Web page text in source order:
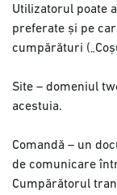
Utilizatorul poate
preferate și pe
cumpărături
Site – domeniul
acestuia.
Comandă – un
de comunicare
Cumpărătorul